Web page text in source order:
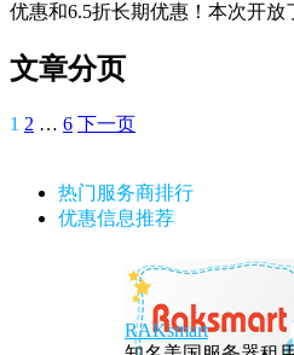
优惠和6.5折长期优惠！本次开
文章分页
1 2 … 6 下一页
热门服务商排行
优惠信息推荐
RAKsmart